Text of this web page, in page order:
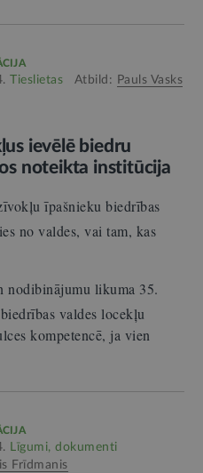
Tieslietas Atbild: Pauls Vasks
ievēlē biedru
noteikta institūcija
īpašnieku biedrības
no valdes, vai tam, kas
nodibinājumu likuma 35.
valdes locekļu
kompetencē, ja vien
Līgumi, dokumenti
Frīdmanis